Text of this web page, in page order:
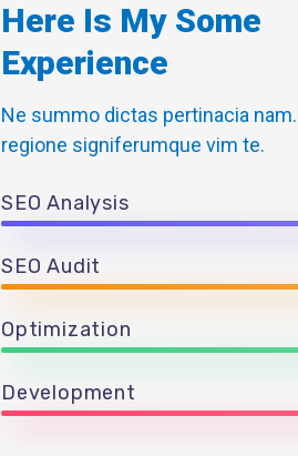
Here Is My Some
Experience
Ne summo dictas pertinacia
regione signiferumque vim te.
SEO Analysis
SEO Audit
Optimization
Development